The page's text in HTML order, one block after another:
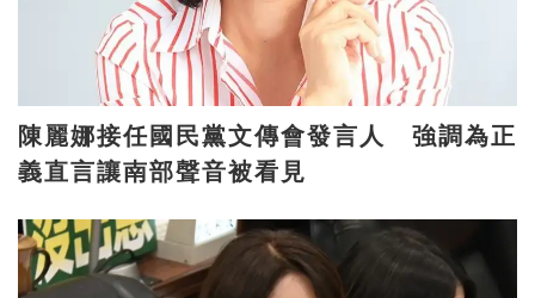
陳麗娜接任國民黨文傳會發言人 強調為正
義直言讓南部聲音被看見